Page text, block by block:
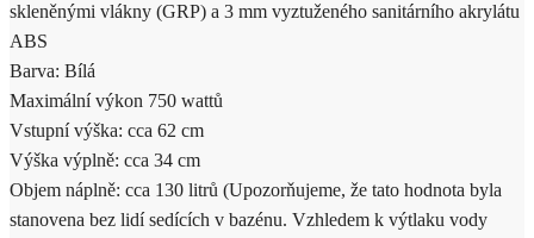
skleněnými vlákny (GRP) a 3 mm vyztuženého sanitárního akrylátu
ABS
Barva: Bílá
Maximální výkon 750 wattů
Vstupní výška: cca 62 cm
Výška výplně: cca 34 cm
Objem náplně: cca 130 litrů (Upozorňujeme, že tato hodnota byla
stanovena bez lidí sedících v bazénu. Vzhledem k výtlaku vody